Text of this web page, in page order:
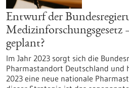
Entwurf der
Medizinforschungsgesetz
geplant?
Im Jahr 2023 sorgt sich die
Pharmastandort Deutschland und
2023 eine neue nationale